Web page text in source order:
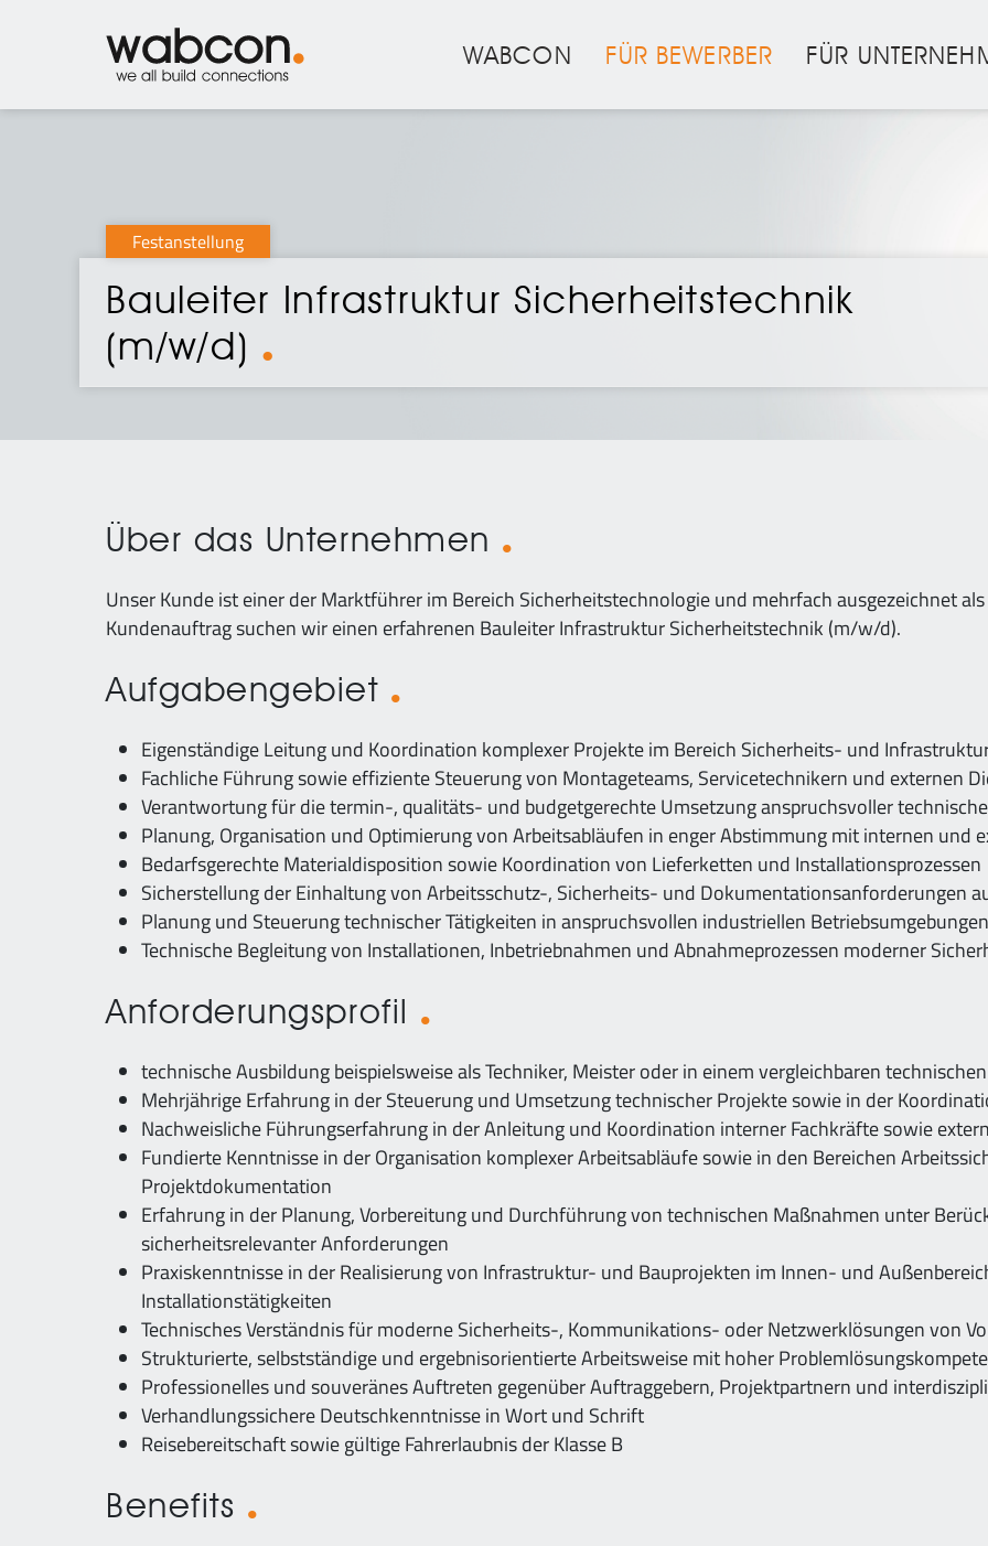
WABCON FÜR BEWERBER FÜR
Festanstellung
Bauleiter Infrastruktur Sicherheitstechnik
(m/w/d)
Über das Unternehmen
Unser Kunde ist einer der Marktführer im Bereich Sicherheitstechnologie und mehrfach ausgezeichnet
Kundenauftrag suchen wir einen erfahrenen Bauleiter Infrastruktur Sicherheitstechnik (m/w/d).
Aufgabengebiet
Eigenständige Leitung und Koordination komplexer Projekte im Bereich Sicherheits- und
Fachliche Führung sowie effiziente Steuerung von Montageteams, Servicetechnikern und externen
Verantwortung für die termin-, qualitäts- und budgetgerechte Umsetzung anspruchsvoller
Planung, Organisation und Optimierung von Arbeitsabläufen in enger Abstimmung mit internen und
Bedarfsgerechte Materialdisposition sowie Koordination von Lieferketten und Installationsprozessen
Sicherstellung der Einhaltung von Arbeitsschutz-, Sicherheits- und Dokumentationsanforderungen
Planung und Steuerung technischer Tätigkeiten in anspruchsvollen industriellen Betriebsumgebungen
Technische Begleitung von Installationen, Inbetriebnahmen und Abnahmeprozessen moderner
Anforderungsprofil
technische Ausbildung beispielsweise als Techniker, Meister oder in einem vergleichbaren
Mehrjährige Erfahrung in der Steuerung und Umsetzung technischer Projekte sowie in der
Nachweisliche Führungserfahrung in der Anleitung und Koordination interner Fachkräfte sowie
Fundierte Kenntnisse in der Organisation komplexer Arbeitsabläufe sowie in den Bereichen
Projektdokumentation
Erfahrung in der Planung, Vorbereitung und Durchführung von technischen Maßnahmen unter
sicherheitsrelevanter Anforderungen
Praxiskenntnisse in der Realisierung von Infrastruktur- und Bauprojekten im Innen- und
Installationstätigkeiten
Technisches Verständnis für moderne Sicherheits-, Kommunikations- oder Netzwerklösungen von
Strukturierte, selbstständige und ergebnisorientierte Arbeitsweise mit hoher
Professionelles und souveränes Auftreten gegenüber Auftraggebern, Projektpartnern und
Verhandlungssichere Deutschkenntnisse in Wort und Schrift
Reisebereitschaft sowie gültige Fahrerlaubnis der Klasse B
Benefits